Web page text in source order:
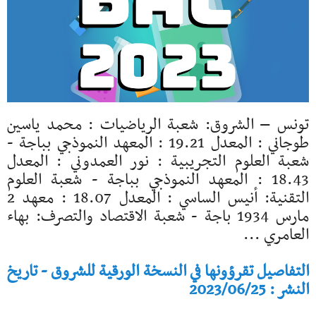
تونس – الشروق: شعبة الرياضيات : محمد ياسين
طوجاني : المعدل 19.21 : المعهد النموذجي بباجة -
شعبة العلوم التجريبية : نور العمدوني : المعدل
18.43 : المعهد النموذجي بباجة - شعبة العلوم
التقنية: أنيس الساسي : المعدل 18.07 : معهد 2
مارس 1934 باجة - شعبة الاقتصاد والتصرف: بهاء
العامري ...
التفاصيل تقرؤونها في النسخة الورقية للشروق - تاريخ
النشر : 2023/06/25